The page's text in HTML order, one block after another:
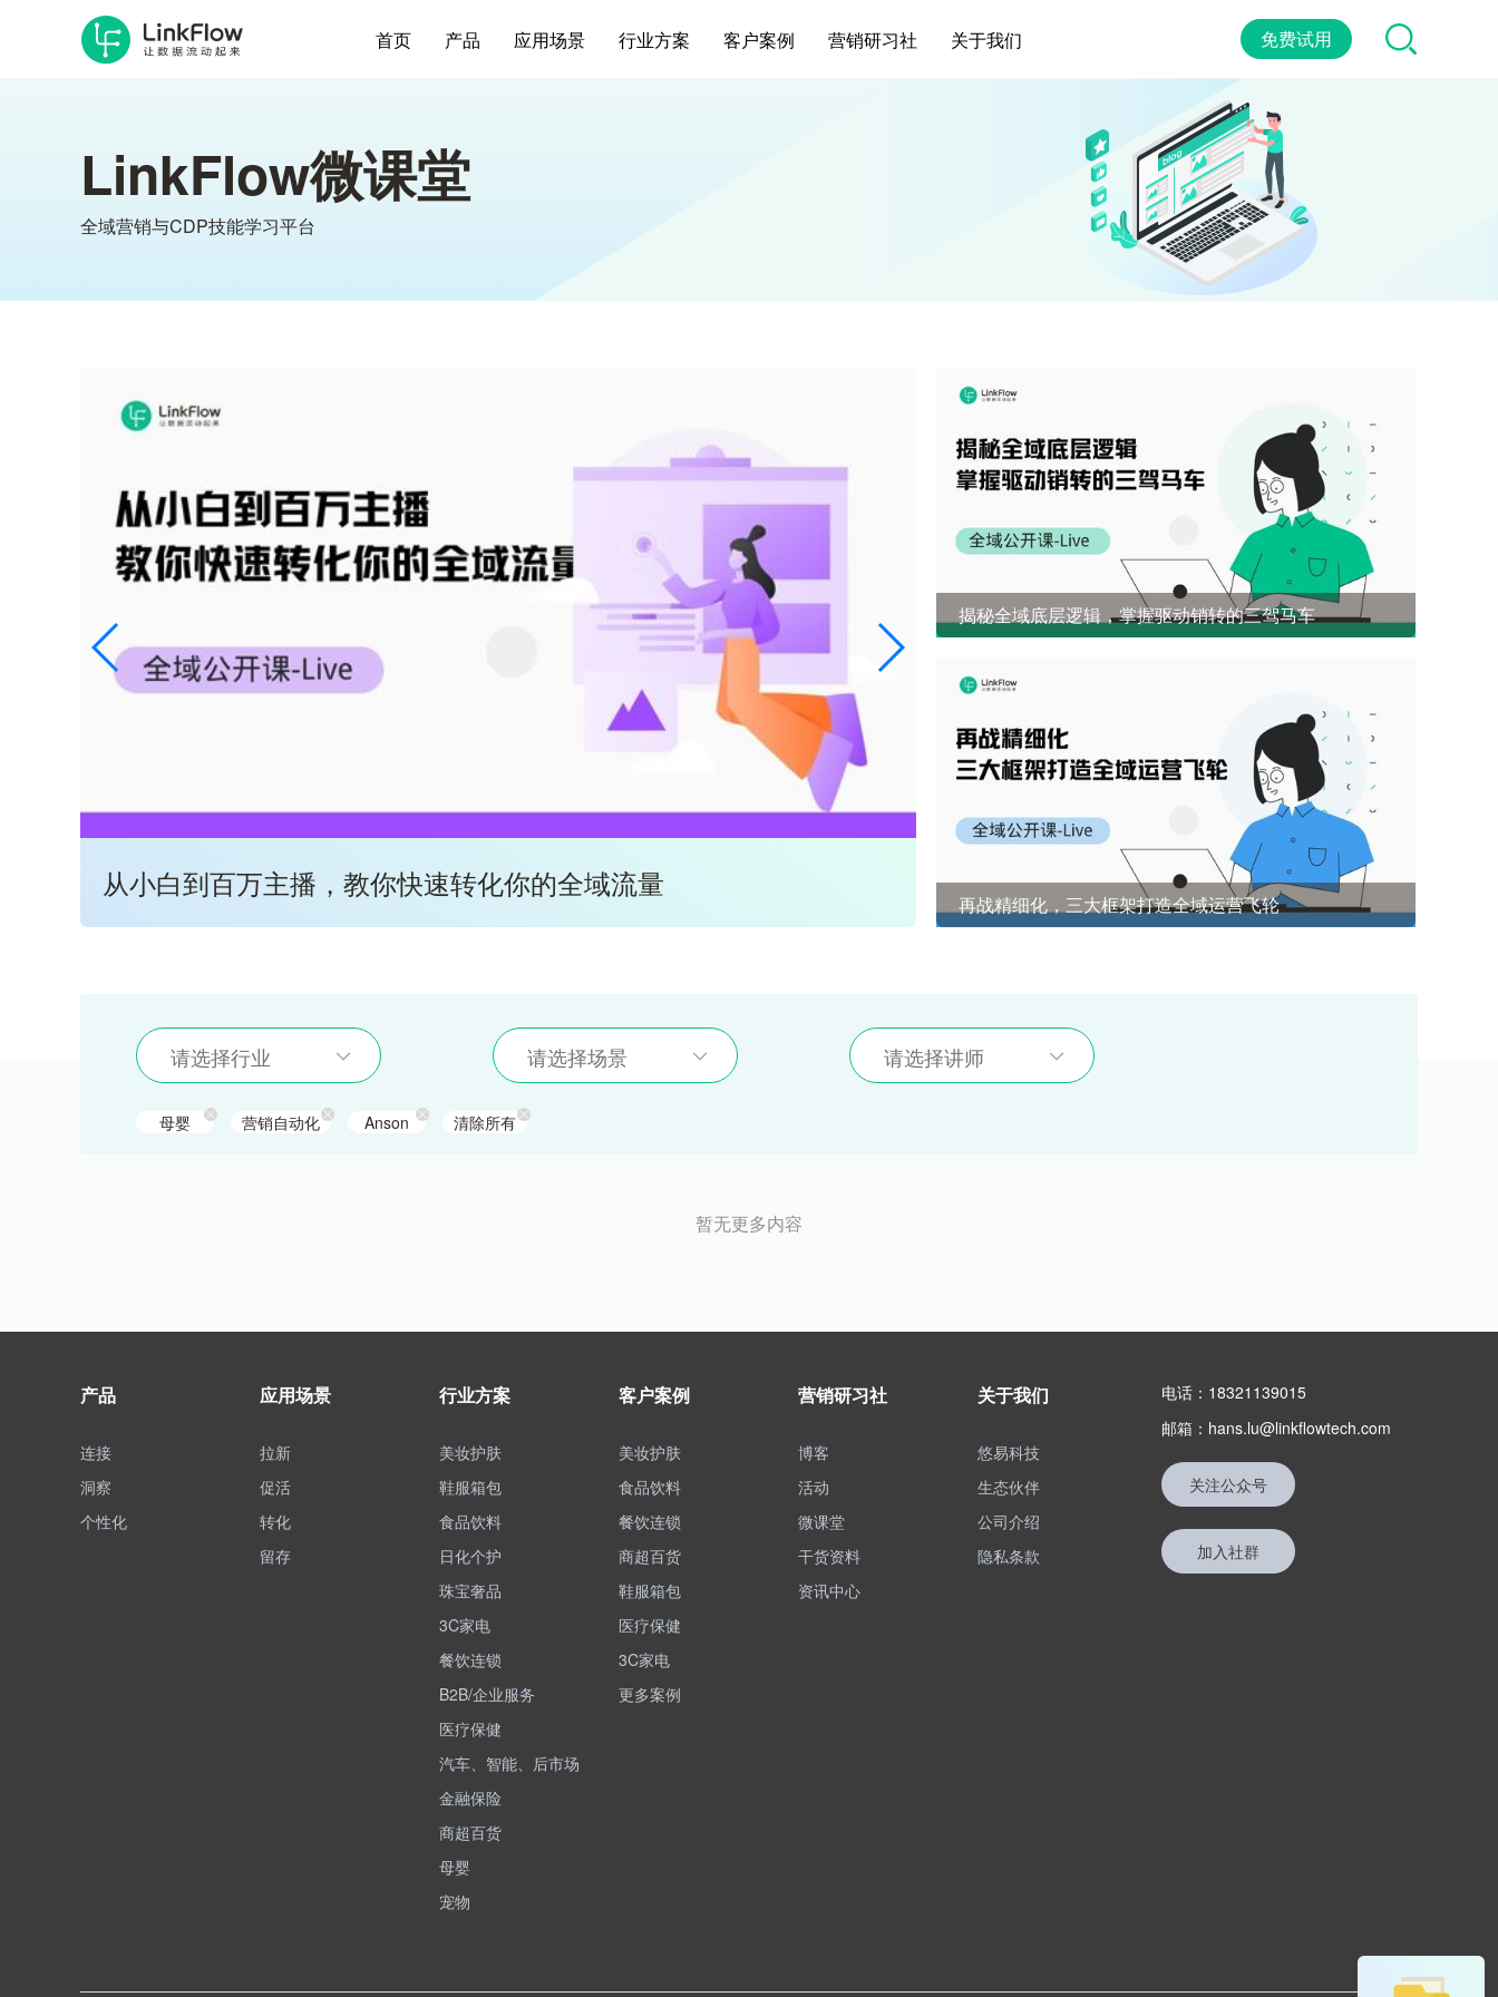
首页 产品 应用场景 行业方案 客户案例 营销研习社 关于我们 免费试用
LinkFlow微课堂
全域营销与CDP技能学习平台
从小白到百万主播，教你快速转化你的全域流量 全域开源社群兜底 前1%能悟到的社群成单策略
揭秘全域底层逻辑，掌握驱动销转的三驾马车
再战精细化，三大框架打造全域运营飞轮
请选择行业 请选择场景 请选择讲师
母婴 营销自动化 Anson 清除所有
暂无更多内容
产品
连接
洞察
个性化
应用场景
拉新
促活
转化
留存
行业方案
美妆护肤
鞋服箱包
食品饮料
日化个护
珠宝奢品
3C家电
餐饮连锁
B2B/企业服务
医疗保健
汽车、智能、后市场
金融保险
商超百货
母婴
宠物
客户案例
美妆护肤
食品饮料
餐饮连锁
商超百货
鞋服箱包
医疗保健
3C家电
更多案例
营销研习社
博客
活动
微课堂
干货资料
资讯中心
关于我们
悠易科技
生态伙伴
公司介绍
隐私条款
电话：18321139015
邮箱：hans.lu@linkflowtech.com
关注公众号
加入社群